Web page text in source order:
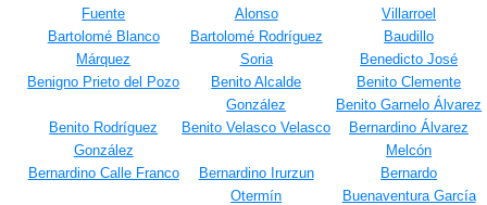
Fuente
Alonso
Villarroel
Bartolomé Blanco
Márquez
Bartolomé Rodríguez
Soria
Baudillo
Benedicto José
Benigno Prieto del Pozo
Benito Alcalde
González
Benito Clemente
Benito Garnelo Álvarez
Benito Rodríguez
González
Benito Velasco Velasco
Bernardino Álvarez
Melcón
Bernardino Calle Franco
Bernardino Irurzun
Otermín
Bernardo
Buenaventura García